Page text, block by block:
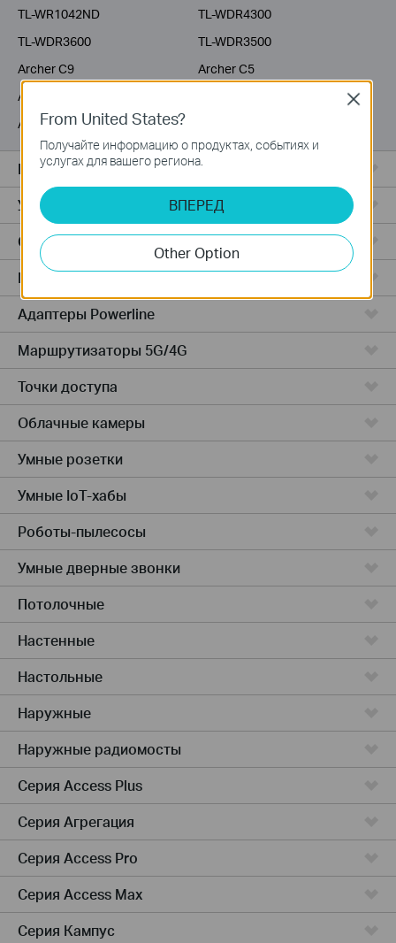
TL-WR1042ND
TL-WDR4300
TL-WDR3600
TL-WDR3500
Archer C9
Archer C5
Archer C3200
Archer C20i
Все комплекты Deco
Усилители Wi-Fi
Серия Fusion
Маршрутизаторы ADSL/VDSL
Адаптеры Powerline
Маршрутизаторы 5G/4G
Точки доступа
Облачные камеры
Умные розетки
Умные IoT-хабы
Роботы-пылесосы
Умные дверные звонки
Потолочные
Настенные
Настольные
Наружные
Наружные радиомосты
Серия Access Plus
Серия Агрегация
Серия Access Pro
Серия Access Max
Серия Кампус
From United States?
Получайте информацию о продуктах, событиях и
услугах для вашего региона.
ВПЕРЕД
Other Option
Close